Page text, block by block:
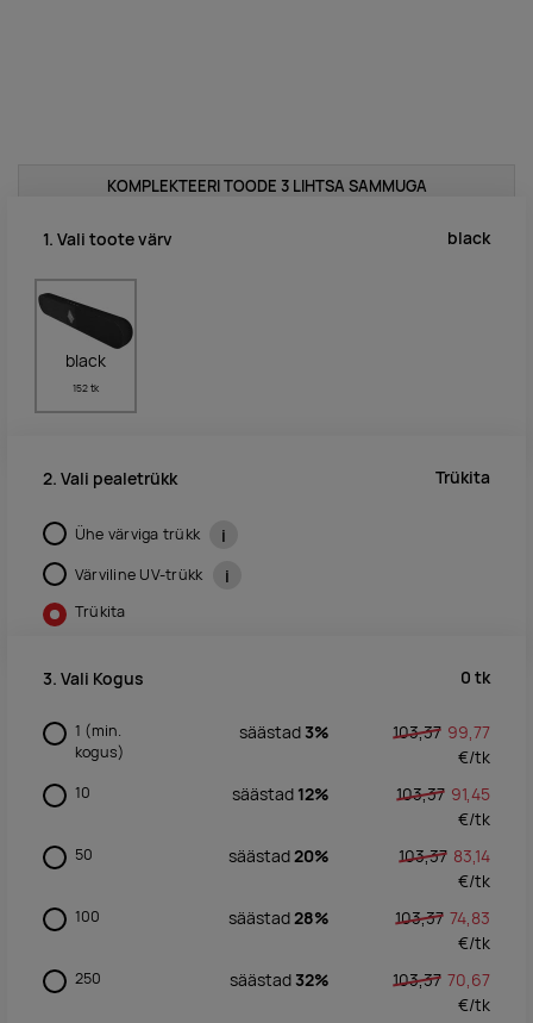
KOMPLEKTEERI TOODE 3 LIHTSA SAMMUGA
1. Vali toote värv black
black
152 tk
2. Vali pealetrükk Trükita
Ühe värviga trükk i
Värviline UV-trükk i
Trükita
3. Vali Kogus 0 tk
1 (min.
kogus)
säästad 3% 103,37 99,77
€/tk
10 säästad 12% 103,37 91,45
€/tk
50 säästad20% 103,37 83,14
€/tk
100 säästad28% 103,37 74,83
€/tk
250 säästad 32% 103,37 70,67
€/tk